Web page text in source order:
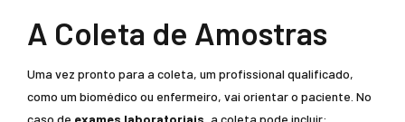
A Coleta de Amostras
Uma vez pronto para a coleta, um profissional qualificado,
como um biomédico ou enfermeiro, vai orientar o paciente. No
caso de exames laboratoriais, a coleta pode incluir: